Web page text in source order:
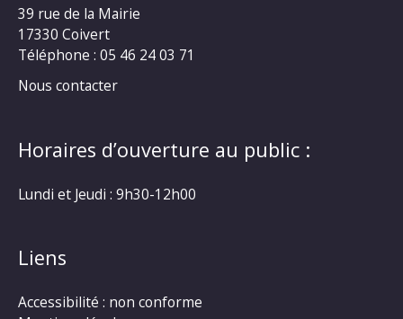
39 rue de la Mairie
17330 Coivert
Téléphone : 05 46 24 03 71
Nous contacter
Horaires d’ouverture au public :
Lundi et Jeudi : 9h30-12h00
Liens
Accessibilité : non conforme